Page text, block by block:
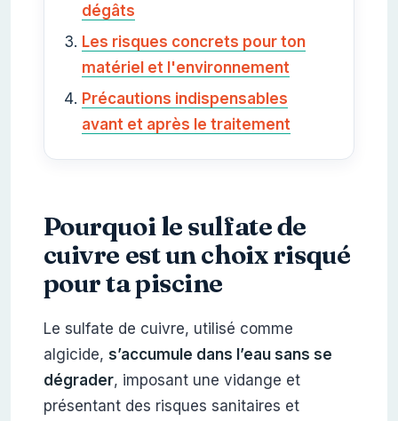
dégâts
Les risques concrets pour ton
matériel et l'environnement
Précautions indispensables
avant et après le traitement
Pourquoi le sulfate de
cuivre est un choix risqué
pour ta piscine
Le sulfate de cuivre, utilisé comme
algicide, s’accumule dans l’eau sans se
dégrader, imposant une vidange et
présentant des risques sanitaires et